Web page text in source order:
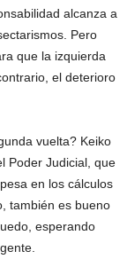
alcanza a
Pero
que la izquierda
el deterioro
vuelta? Keiko
Poder Judicial, que
en los cálculos
también es bueno
esperando